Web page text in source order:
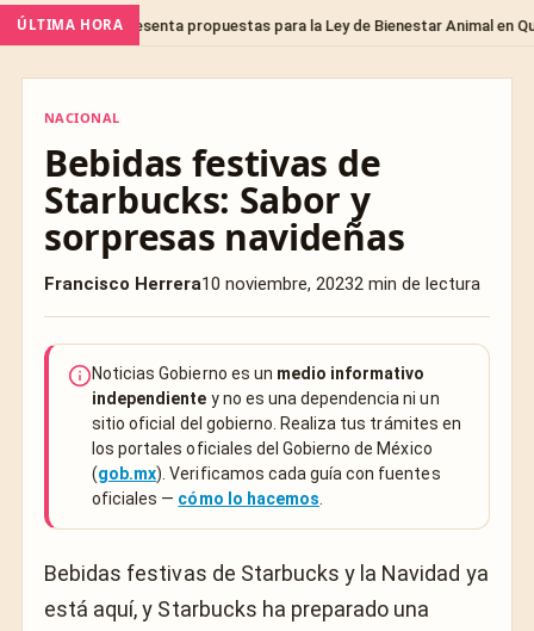
ÚLTIMA HORA
presenta propuestas para la Ley de Bienestar Animal en Querétaro
NACIONAL
Bebidas festivas de
Starbucks: Sabor y
sorpresas navideñas
Francisco Herrera10 noviembre, 20232 min de lectura
Noticias Gobierno es un medio informativo
independiente y no es una dependencia ni un
sitio oficial del gobierno. Realiza tus trámites en
los portales oficiales del Gobierno de México
(gob.mx). Verificamos cada guía con fuentes
oficiales — cómo lo hacemos
Bebidas festivas de Starbucks y la Navidad ya
está aquí, y Starbucks ha preparado una